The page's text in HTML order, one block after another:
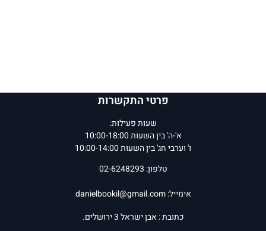
פרטי התקשרות
שעות פעילות:
א'-ה' בין השעות 10:00-18:00
ו' וערבי חג' בין השעות 10:00-14:00
טלפון: 02-6248293
אימייל:danielbookil@gmail.com
כתובת : אבן ישראל 3 ירושלים.